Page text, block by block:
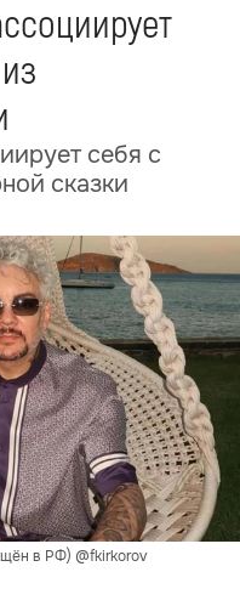
себя с
сказки
в РФ) @fkirkorov